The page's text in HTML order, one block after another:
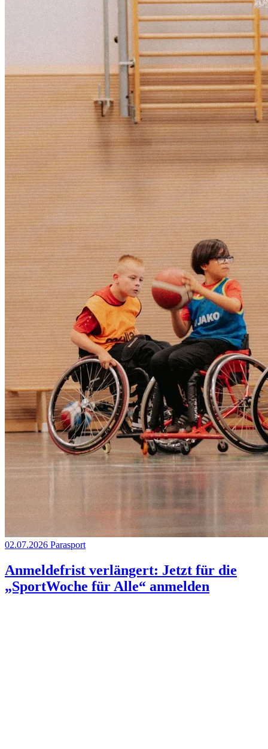
02.07.2026 Parasport
Anmeldefrist verlängert: Jetzt für die
„SportWoche für Alle“ anmelden